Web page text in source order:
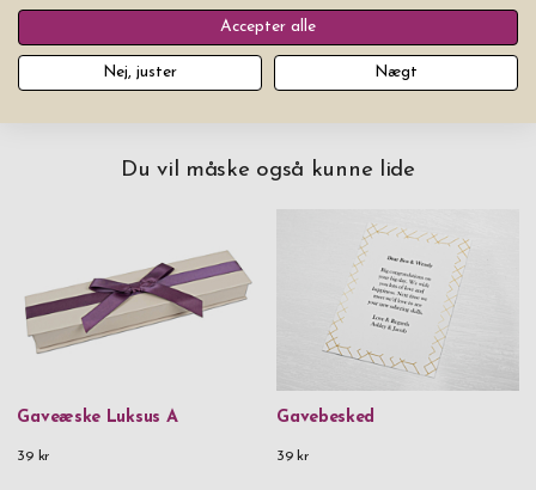
Du vil måske også kunne lide
Gaveæske Luksus A
39 kr
Gavebesked
39 kr
Accepter alle
Nej, juster Nægt